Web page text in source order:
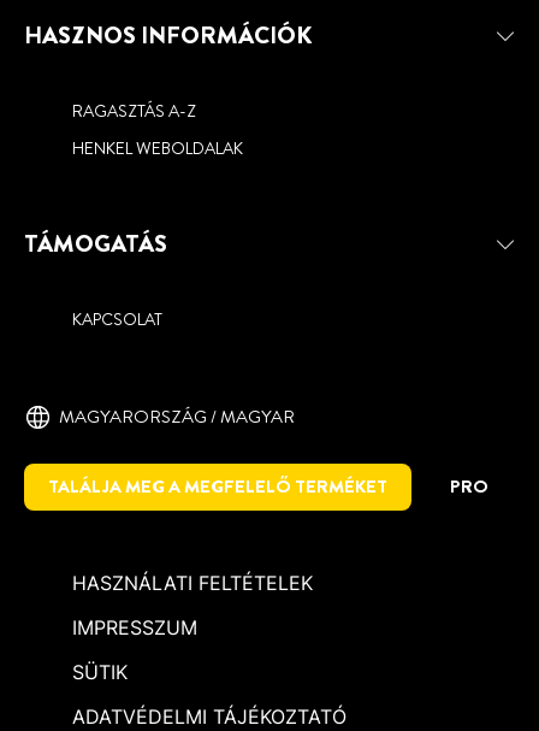
HASZNOS INFORMÁCIÓK
RAGASZTÁS A-Z
HENKEL WEBOLDALAK
TÁMOGATÁS
KAPCSOLAT
MAGYARORSZÁG / MAGYAR
TALÁLJA MEG A MEGFELELŐ TERMÉKET PRO
HASZNÁLATI FELTÉTELEK
IMPRESSZUM
SÜTIK
ADATVÉDELMI TÁJÉKOZTATÓ